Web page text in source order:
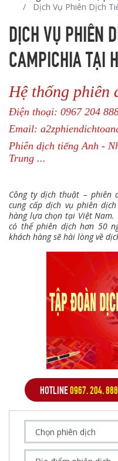
Dịch Vụ Phiên Dịch
DỊCH VỤ PHIÊN
CAMPICHIA TẠI
Hệ thống phiên
Điện thoại: 0967 204
Email:
Phiên dịch tiếng Anh -
Trung ...
Công ty dịch thuật – phiên
cung cấp dịch vụ phiên
hàng lựa chọn tại Việt Nam.
có thể phiên dịch hơn 50
khách hàng sẽ hài lòng về
HOTLINE0967. 204. 888